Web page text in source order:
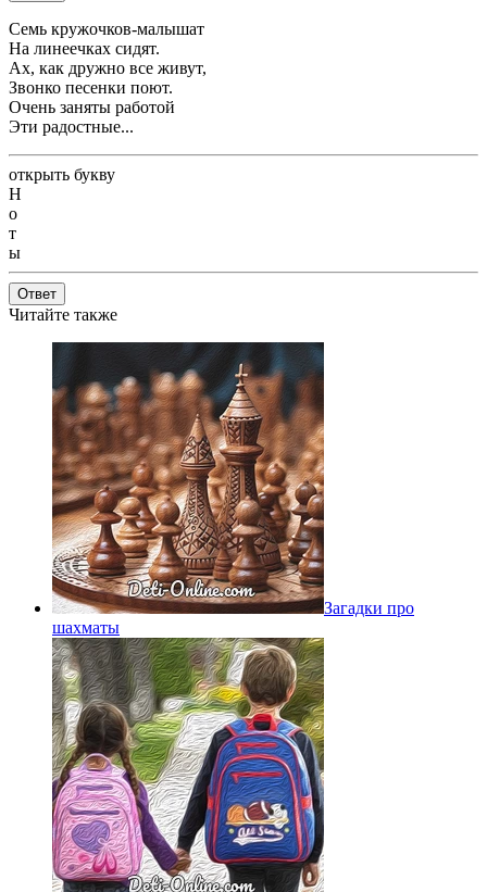
Семь кружочков-малышат
На линеечках сидят.
Ах, как дружно все живут,
Звонко песенки поют.
Очень заняты работой
Эти радостные...
открыть букву
Н
о
т
ы
Ответ
Читайте также
Загадки про
шахматы